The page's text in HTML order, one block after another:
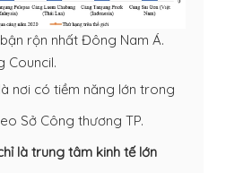
rộn nhất Đông Nam Á.
Council.
nơi có tiềm năng lớn trong
Sở Công thương TP.
là trung tâm kinh tế lớn